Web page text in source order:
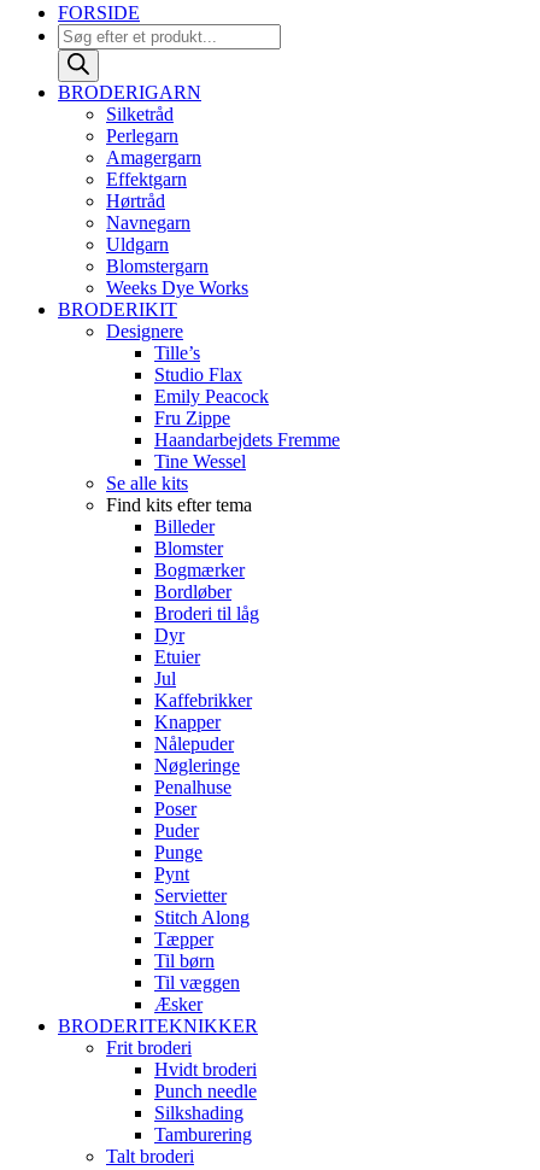
FORSIDE
Products
search
BRODERIGARN
Silketråd
Perlegarn
Amagergarn
Effektgarn
Hørtråd
Navnegarn
Uldgarn
Blomstergarn
Weeks Dye Works
BRODERIKIT
Designere
Tille’s
Studio Flax
Emily Peacock
Fru Zippe
Haandarbejdets Fremme
Tine Wessel
Se alle kits
Find kits efter tema
Billeder
Blomster
Bogmærker
Bordløber
Broderi til låg
Dyr
Etuier
Jul
Kaffebrikker
Knapper
Nålepuder
Nøgleringe
Penalhuse
Poser
Puder
Punge
Pynt
Servietter
Stitch Along
Tæpper
Til børn
Til væggen
Æsker
BRODERITEKNIKKER
Frit broderi
Hvidt broderi
Punch needle
Silkshading
Tamburering
Talt broderi